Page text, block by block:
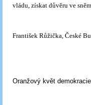
vládu, získat důvěru ve
František Růžička, České
Oranžový květ demokracie